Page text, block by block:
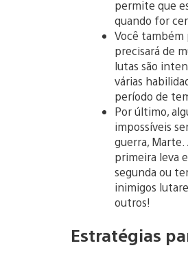
permite que
quando for
Você
precisará de
lutas são
várias
período de
Por último,
impossíveis
guerra,
primeira leva
segunda ou
inimigos
outros!
Estratégias